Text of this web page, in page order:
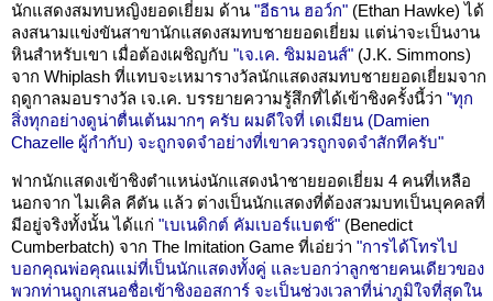
นักแสดงสมทบหญิงยอดเยี่ยม ด้าน "อีธาน ฮอว์ก" (Ethan Hawke) ได้
ลงสนามแข่งขันสาขานักแสดงสมทบชายยอดเยี่ยม แต่น่าจะเป็นงาน
หินสำหรับเขา เมื่อต้องเผชิญกับ "เจ.เค. ซิมมอนส์" (J.K. Simmons)
จาก Whiplash ที่แทบจะเหมารางวัลนักแสดงสมทบชายยอดเยี่ยมจาก
ฤดูกาลมอบรางวัล เจ.เค. บรรยายความรู้สึกที่ได้เข้าชิงครั้งนี้ว่า "ทุก
สิ่งทุกอย่างดูน่าตื่นเต้นมากๆ ครับ ผมดีใจที่ เดเมียน (Damien
Chazelle ผู้กำกับ) จะถูกจดจำอย่างที่เขาควรถูกจดจำสักทีครับ"
ฟากนักแสดงเข้าชิงตำแหน่งนักแสดงนำชายยอดเยี่ยม 4 คนที่เหลือ
นอกจาก ไมเคิล คีตัน แล้ว ต่างเป็นนักแสดงที่ต้องสวมบทเป็นบุคคลที่
มีอยู่จริงทั้งนั้น ได้แก่ "เบเนดิกต์ คัมเบอร์แบตช์" (Benedict
Cumberbatch) จาก The Imitation Game ที่เอ่ยว่า "การได้โทรไป
บอกคุณพ่อคุณแม่ที่เป็นนักแสดงทั้งคู่ และบอกว่าลูกชายคนเดียวของ
พวกท่านถูกเสนอชื่อเข้าชิงออสการ์ จะเป็นช่วงเวลาที่น่าภูมิใจที่สุดใน